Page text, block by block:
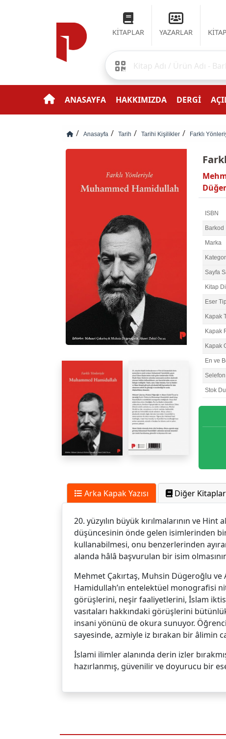
KİTAPLAR YAZARLAR
ANASAYFA HAKKIMIZDA DERGİ
Anasayfa Tarih Tarihi Kişilikler Farklı
ISBN
Barkod
Marka
Sayfa
Kitap
Eser
Kapak
Kapak
Kapak
En ve
Stok
Arka Kapak Yazısı Diğer
20. yüzyılın büyük kırılmalarının ve
düşüncesinin önde gelen isimlerinden
kullanabilmesi, onu benzerlerinden
alanda hâlâ başvurulan bir isim
Mehmet Çakırtaş, Muhsin Dügeroğlu ve
Hamidullah’ın entelektüel monografisi
görüşlerini, neşir faaliyetlerini, İslam
vasıtaları hakkındaki görüşlerini
insani yönünü de okura sunuyor.
sayesinde, azmiyle iz bırakan bir âlimin
İslami ilimler alanında derin izler
hazırlanmış, güvenilir ve doyurucu bir